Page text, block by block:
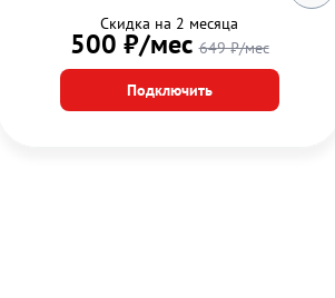
Скидка на 2 месяца
500 ₽/мес649 ₽/мес
Подключить